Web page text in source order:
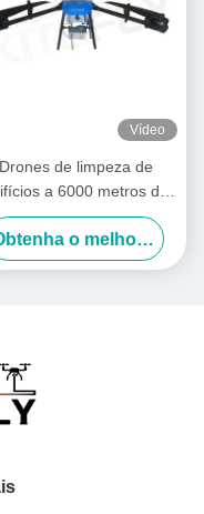
Vídeo
Drones de limpeza de
a 6000 metros de
Drones de lavagem
energia Drone SF-90X-
150 Kitefly
Obtenha o melhor preço